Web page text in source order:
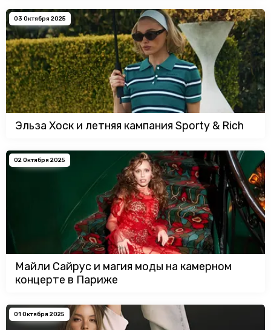
03 Октября 2025
Эльза Хоск и летняя кампания Sporty & Rich
02 Октября 2025
Майли Сайрус и магия моды на камерном
концерте в Париже
01 Октября 2025